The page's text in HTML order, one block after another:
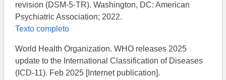
revision (DSM-5-TR). Washington, DC: American
Psychiatric Association; 2022.
Texto completo
World Health Organization. WHO releases 2025
update to the International Classification of Diseases
(ICD-11). Feb 2025 [Internet publication].